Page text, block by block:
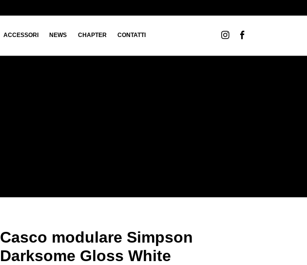
ACCESSORI NEWS CHAPTER CONTATTI
Casco modulare Simpson
Darksome Gloss White